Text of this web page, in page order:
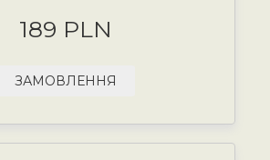
189 PLN
ЗАМОВЛЕННЯ